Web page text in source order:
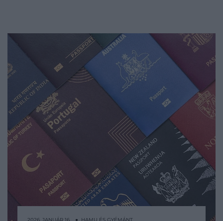
2026. JANUÁR 16. ● HAMU ÉS GYÉMÁNT